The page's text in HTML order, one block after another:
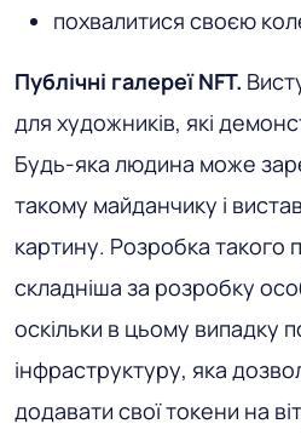
похвалитися своєю
Публічні галереї NFT.
для художників, які
Будь-яка людина може
такому майданчику і
картину. Розробка такого
складніша за розробку
оскільки в цьому випадку
інфраструктуру, яка
додавати свої токени на